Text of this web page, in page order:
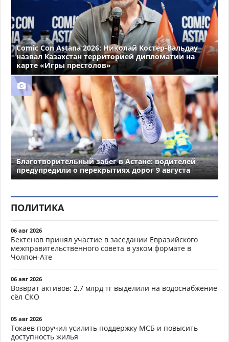
Comic Con Astana 2026: Николай Костер-Вальдау
назвал Казахстан территорией дипломатии на
карте «Игры престолов»
Благотворительный забег в Астане: водителей
предупредили о перекрытиях дорог 9 августа
ПОЛИТИКА
06 авг 2026
Бектенов принял участие в заседании Евразийского
межправительственного совета в узком формате в
Чолпон-Ате
06 авг 2026
Возврат активов: 2,7 млрд тг выделили на водоснабжение
сёл СКО
05 авг 2026
Токаев поручил усилить поддержку МСБ и повысить
доступность жилья